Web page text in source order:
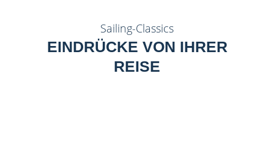
Sailing-Classics
EINDRÜCKE VON IHRER
REISE